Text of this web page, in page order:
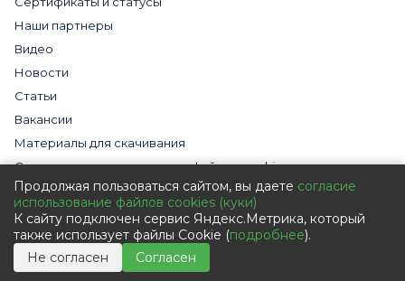
Наши партнеры
Видео
Новости
Статьи
Вакансии
Материалы для скачивания
Cогласие на использование файлов cookies
Обработка персональных данных с помощью сервиса
«Яндекс.Метрика»
Политика в отношении обработки персональных данных
Пользовательское соглашение
Согласие на обработку персональных данных
Продолжая пользоваться сайтом, вы даете согласие
использование файлов cookies (куки)
К сайту подключен сервис Яндекс.Метрика, который
также использует файлы Cookie (подробнее).
Не согласен
Согласен